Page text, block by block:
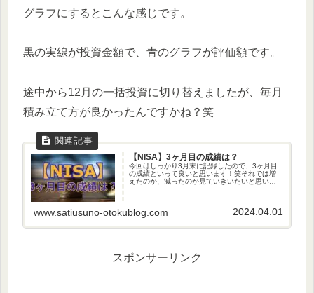
グラフにするとこんな感じです。
黒の実線が投資金額で、青のグラフが評価額です。
途中から12月の一括投資に切り替えましたが、毎月
積み立て方が良かったんですかね？笑
【NISA】3ヶ月目の成績は？
今回はしっかり3月末に記録したので、3ヶ月目
の成績といって良いと思います！笑それでは増
えたのか、減ったのか見ていきいたいと思いま
www.satiusuno-otokublog.com 2024.04.01
スポンサーリンク